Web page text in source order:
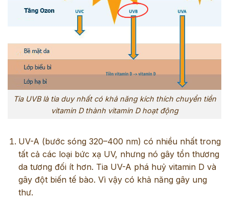
Tia UVB là tia duy nhất có khả năng kích thích chuyển tiền
vitamin D thành vitamin D hoạt động
UV-A (bước sóng 320–400 nm) có nhiều nhất trong
tất cả các loại bức xạ UV, nhưng nó gây tổn thương
da tương đối ít hơn. Tia UV-A phá huỷ vitamin D và
gây đột biến tế bào. Vì vậy có khả năng gây ung
thư.